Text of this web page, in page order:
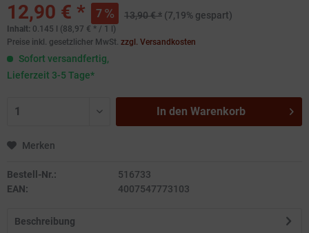
12,90 € * 7 13,90 € * (7,19% gespart)
Inhalt: 0.145 l (88,97 € * / 1 l)
Preise inkl. gesetzlicher MwSt. zzgl. Versandkosten
Sofort versandfertig,
Lieferzeit 3-5 Tage*
In den Warenkorb
Merken
Bestell-Nr.:
516733
EAN:
4007547773103
Beschreibung